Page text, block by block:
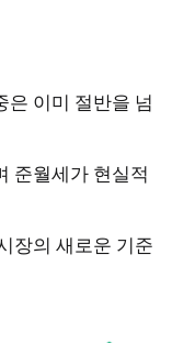
은 이미 절반을 넘
준월세가 현실적
장의 새로운 기준